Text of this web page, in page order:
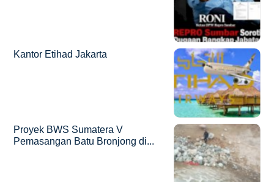
Kantor Etihad Jakarta
Proyek BWS Sumatera V
Pemasangan Batu Bronjong di...